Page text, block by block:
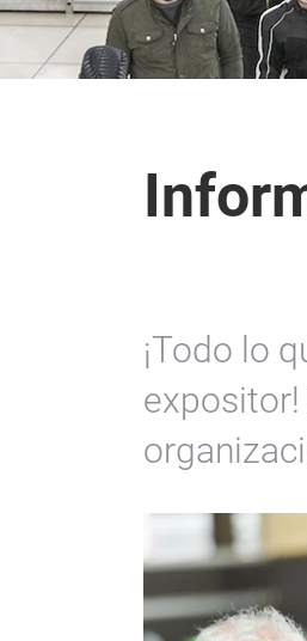
¡Todo lo